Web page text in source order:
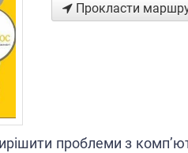
Прокласти
проблеми з